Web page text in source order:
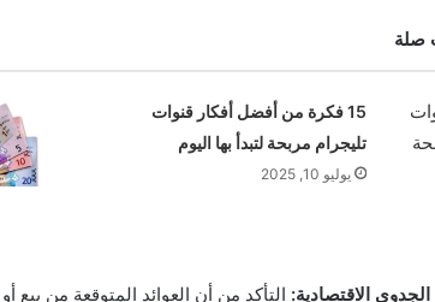
صلة
15 فكرة من أفضل أفكار قنوات
تليجرام مربحة لتبدأ بها اليوم
يوليو 10, 2025
الاقتصادية: التأكد من أن العوائد المتوقعة من